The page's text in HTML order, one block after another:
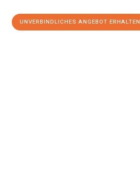
UNVERBINDLICHES ANGEBOT ERHALTEN